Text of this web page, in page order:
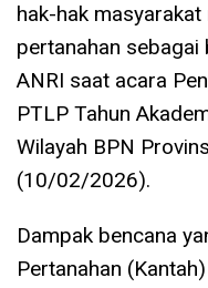
hak-hak
pertanahan sebagai
ANRI saat acara
PTLP Tahun
Wilayah BPN
(10/02/2026).
Dampak bencana
Pertanahan